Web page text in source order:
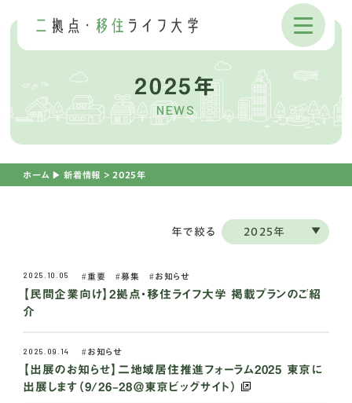
2025年
NEWS
ホーム ▶︎新着情報 ＞ 2025年
年で絞る 2025年
2025.10.05 重要 募集 お知らせ
【民間企業向け】2拠点・移住ライフ大学 掲載プランのご紹
介
2025.09.14 お知らせ
【出展のお知らせ】二地域居住推進フォーラム2025 東京に
出展します（9/26–28＠東京ビッグサイト）